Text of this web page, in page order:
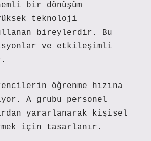
bir dönüşüm
teknoloji
bireylerdir. Bu
ve etkileşimli
öğrenme hızına
A grubu personel
yararlanarak kişisel
için tasarlanır.